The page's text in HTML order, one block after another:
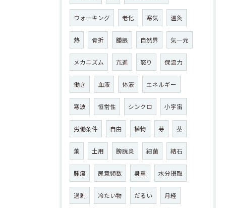
ウォーキング 老化 寒気 温灸
熱 骨折 腫脹 自然界 気一元
メカニズム 亢進 怒り 保温力
働き 血液 体液 エネルギー
寒波 恒常性 シンクロ 小宇宙
労働条件 自由 植物 芽 茎
葉 土用 膀胱炎 細菌 結石
腫瘍 尿意頻数 身重 水分摂取
過剰 冷たい物 だるい 月経